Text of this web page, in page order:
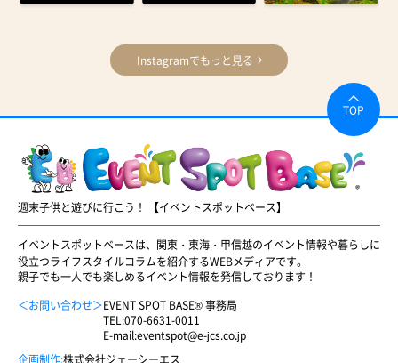
Instagramでもっと見る
週末子供と遊びに行こう！ 【イベントスポットベース】
イベントスポットベースは、関東・東海・甲信越のイベント情報や暮らしに
役立つライフスタイルコラムを紹介するWEBメディアです。
親子でも一人でも楽しめるイベント情報を発信しております！
＜お問い合わせ＞EVENT SPOT BASE® 事務局
TEL:070-6631-0011
E-mail:eventspot@e-jcs.co.jp
企画制作:株式会社ジェーシーエス
TOP